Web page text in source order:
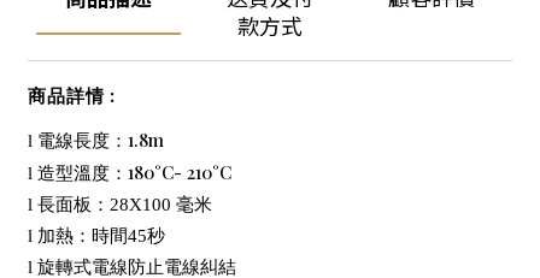
款方式
商品詳情 :
l 電線長度： 1.8m
l 造型溫度： 180°C- 210°C
l 長面板： 28X100 毫米
l 加熱：時間45秒
l 旋轉式電線防止電線糾結